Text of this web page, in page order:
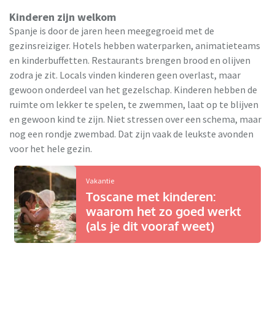
Kinderen zijn welkom
Spanje is door de jaren heen meegegroeid met de
gezinsreiziger. Hotels hebben waterparken, animatieteams
en kinderbuffetten. Restaurants brengen brood en olijven
zodra je zit. Locals vinden kinderen geen overlast, maar
gewoon onderdeel van het gezelschap. Kinderen hebben de
ruimte om lekker te spelen, te zwemmen, laat op te blijven
en gewoon kind te zijn. Niet stressen over een schema, maar
nog een rondje zwembad. Dat zijn vaak de leukste avonden
voor het hele gezin.
Vakantie
Toscane met kinderen:
waarom het zo goed werkt
(als je dit vooraf weet)